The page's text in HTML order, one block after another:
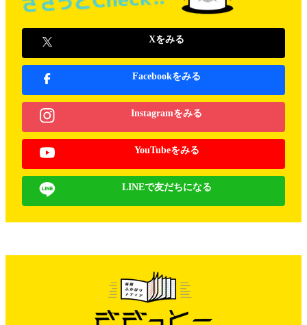
Xをみる
Facebookをみる
Instagramをみる
YouTubeをみる
LINEで友だちになる